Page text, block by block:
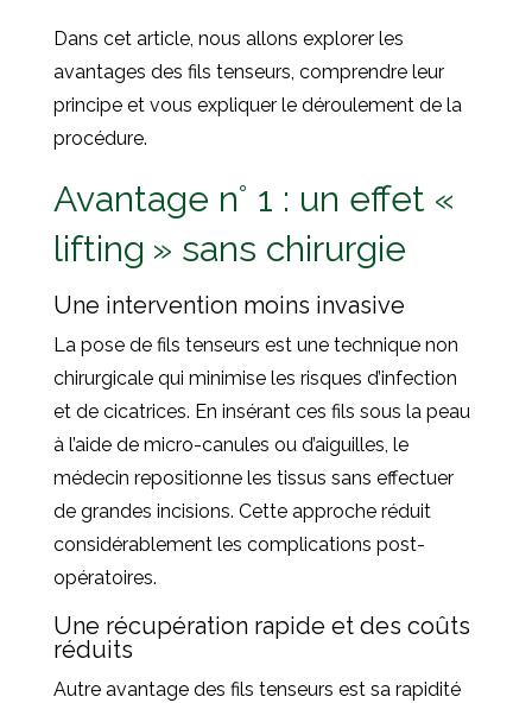
Dans cet article, nous allons explorer les
avantages des fils tenseurs, comprendre leur
principe et vous expliquer le déroulement de la
procédure.
Avantage n° 1 : un effet «
lifting » sans chirurgie
Une intervention moins invasive
La pose de fils tenseurs est une technique non
chirurgicale qui minimise les risques d’infection
et de cicatrices. En insérant ces fils sous la peau
à l’aide de micro-canules ou d’aiguilles, le
médecin repositionne les tissus sans effectuer
de grandes incisions. Cette approche réduit
considérablement les complications post-
opératoires.
Une récupération rapide et des coûts
réduits
Autre avantage des fils tenseurs est sa rapidité